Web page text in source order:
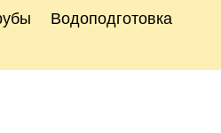
Водоподготовка